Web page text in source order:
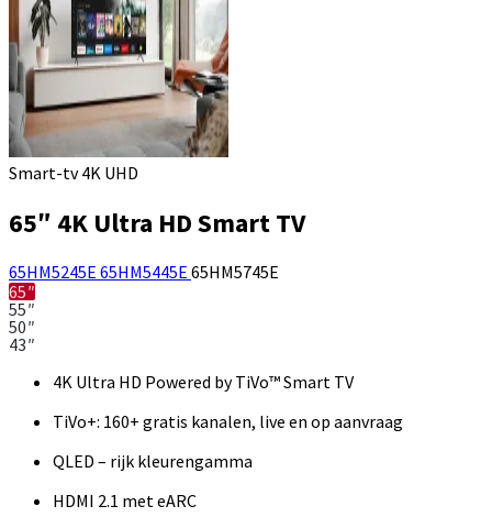
Smart-tv 4K UHD
65″ 4K Ultra HD Smart TV
65HM5245E 65HM5445E 65HM5745E
65″
55″
50″
43″
4K Ultra HD Powered by TiVo™ Smart TV
TiVo+: 160+ gratis kanalen, live en op aanvraag
QLED – rijk kleurengamma
HDMI 2.1 met eARC